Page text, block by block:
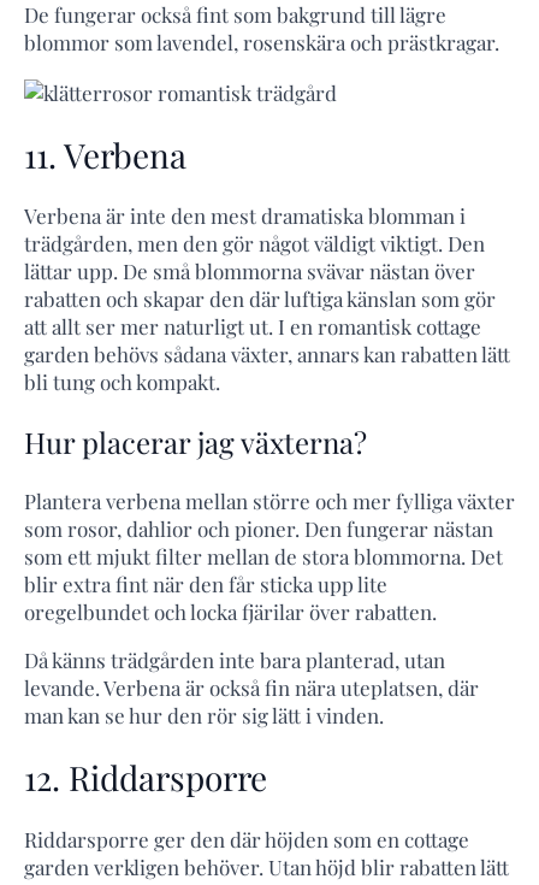
De fungerar också fint som bakgrund till lägre
blommor som lavendel, rosenskära och prästkragar.
11. Verbena
Verbena är inte den mest dramatiska blomman i
trädgården, men den gör något väldigt viktigt. Den
lättar upp. De små blommorna svävar nästan över
rabatten och skapar den där luftiga känslan som gör
att allt ser mer naturligt ut. I en romantisk cottage
garden behövs sådana växter, annars kan rabatten lätt
bli tung och kompakt.
Hur placerar jag växterna?
Plantera verbena mellan större och mer fylliga växter
som rosor, dahlior och pioner. Den fungerar nästan
som ett mjukt filter mellan de stora blommorna. Det
blir extra fint när den får sticka upp lite
oregelbundet och locka fjärilar över rabatten.
Då känns trädgården inte bara planterad, utan
levande. Verbena är också fin nära uteplatsen, där
man kan se hur den rör sig lätt i vinden.
12. Riddarsporre
Riddarsporre ger den där höjden som en cottage
garden verkligen behöver. Utan höjd blir rabatten lätt